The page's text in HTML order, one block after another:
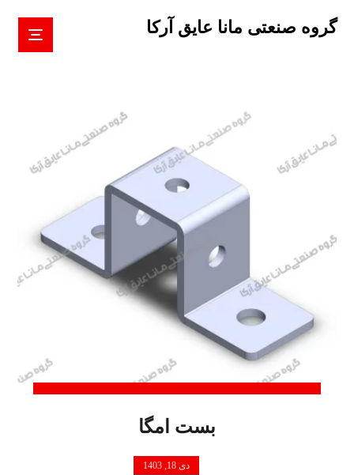
گروه صنعتی مانا عایق آرکا
بست امگا
دی 18, 1403